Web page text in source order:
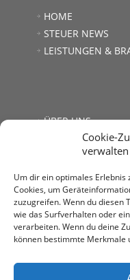
Cookie-
verwalten
Um dir ein optimales Erlebnis
Cookies, um
zuzugreifen. Wenn du diesen
wie das Surfverhalten oder
verarbeiten. Wenn du deine
können bestimmte Merkmale
HOME
STEUER NEWS
LEISTUNGEN &
ÜBER UNS
KONTAKT
Steuerberatung